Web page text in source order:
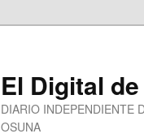
El Digital
DIARIO INDEPENDIENTE
OSUNA